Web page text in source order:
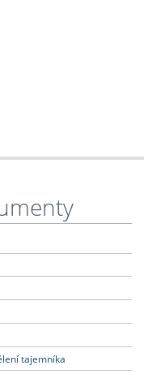
tajemníka